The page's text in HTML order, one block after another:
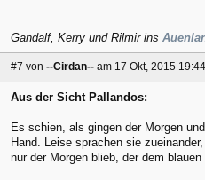
Gandalf, Kerry und Rilmir ins
#7 von --Cirdan-- am 17 Okt, 2015 19:44
Aus der Sicht Pallandos:
Es schien, als gingen der Morgen
Hand. Leise sprachen sie
nur der Morgen blieb, der dem